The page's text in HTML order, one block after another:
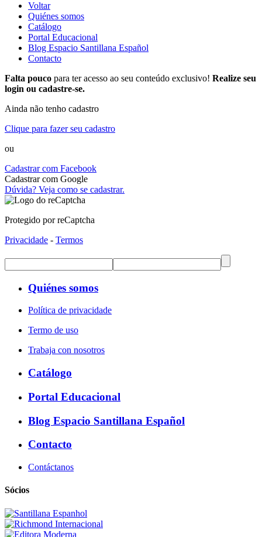
Voltar
Quiénes somos
Catálogo
Portal Educacional
Blog Espacio Santillana Español
Contacto
Falta pouco para ter acesso ao seu conteúdo exclusivo! Realize seu
login ou cadastre-se.
Ainda não tenho cadastro
Clique para fazer seu cadastro
ou
Cadastrar com Facebook
Cadastrar com Google
Dúvida? Veja como se cadastrar.
Protegido por reCaptcha
Privacidade - Termos
Quiénes somos
Política de privacidade
Termo de uso
Trabaja con nosotros
Catálogo
Portal Educacional
Blog Espacio Santillana Español
Contacto
Contáctanos
Sócios